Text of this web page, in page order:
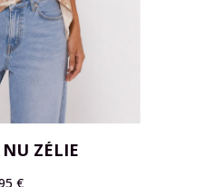
ZÉLIE
€